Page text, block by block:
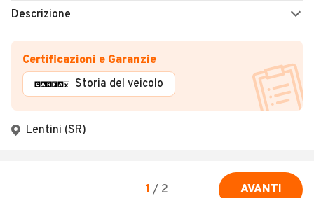
Descrizione
Certificazioni e Garanzie
Storia del veicolo
Lentini (SR)
1 / 2 AVANTI